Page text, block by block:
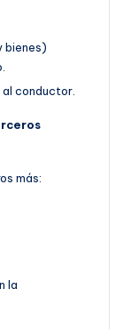
bienes)
al conductor.
más:
la